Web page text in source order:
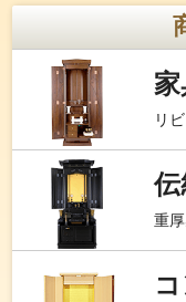
リ
伝
重